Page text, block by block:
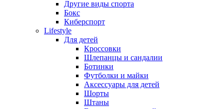
Другие виды спорта
Бокс
Киберспорт
Lifestyle
Для детей
Кроссовки
Шлепанцы и сандалии
Ботинки
Футболки и майки
Аксессуары для детей
Шорты
Штаны